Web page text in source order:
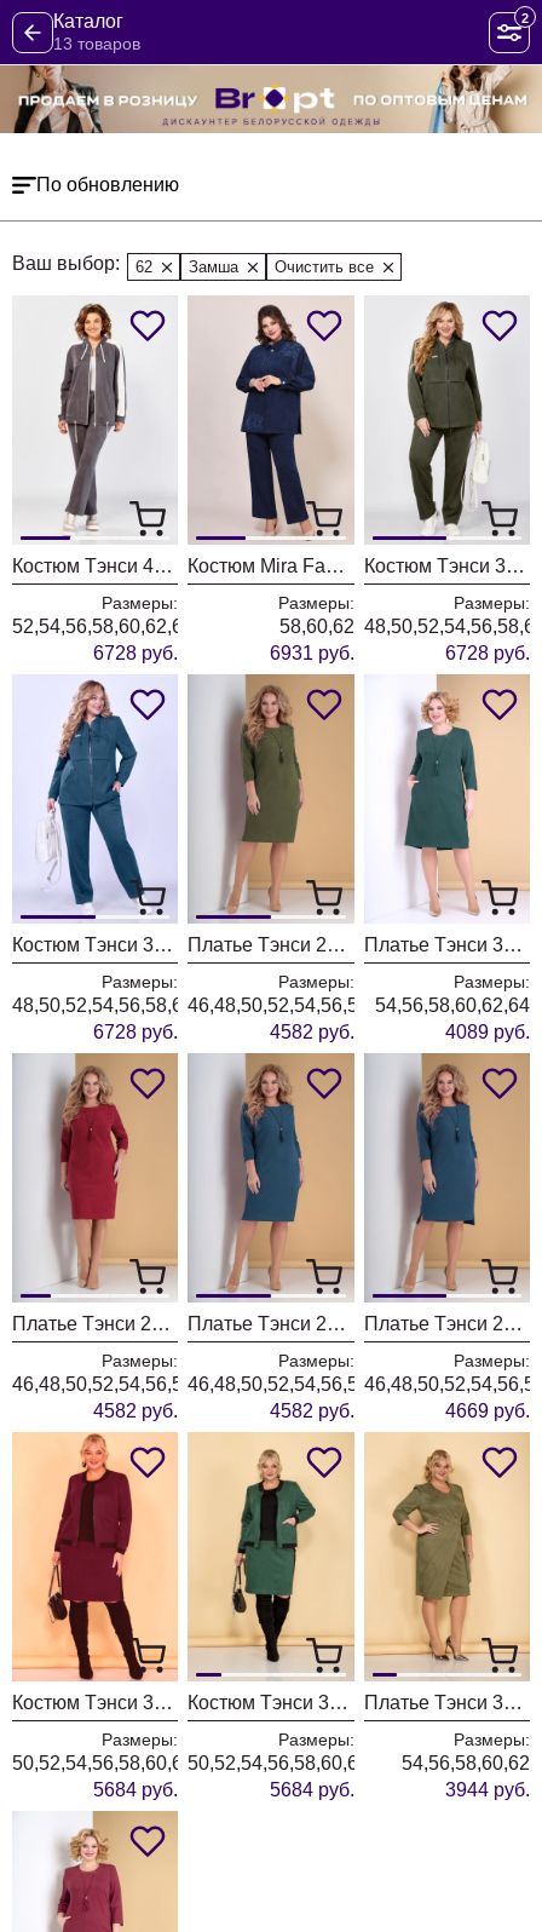
Каталог
13 товаров
2
По обновлению
Ваш выбор: 62 Замша Очистить все
Костюм Тэнси 415 серый + молоко
Размеры:
52,54,56,58,60,62,64
6728 руб.
Костюм Mira Fashion 5592
Размеры:
58,60,62
6931 руб.
Костюм Тэнси 388 хаки
Размеры:
6728 руб.
Костюм Тэнси 388 бирюза
Размеры:
48,50,52,54,56,58,60,62,64
6728 руб.
Платье Тэнси 299а олива
Размеры:
46,48,50,52,54,56,58,60,62,64
4582 руб.
Платье Тэнси 318 бирюза
Размеры:
54,56,58,60,62,64
4089 руб.
Платье Тэнси 299а марсала
Размеры:
46,48,50,52,54,56,58,60,62,64
4582 руб.
Платье Тэнси 299а темно-лазурный
Размеры:
46,48,50,52,54,56,58,60,62,64
4582 руб.
Платье Тэнси 298а темно-лазурный
Размеры:
4669 руб.
Костюм Тэнси 347а винный/черный
Размеры:
50,52,54,56,58,60,62
5684 руб.
Костюм Тэнси 347а тёмный изумруд/чёрный
Размеры:
50,52,54,56,58,60,62
5684 руб.
Платье Тэнси 346 олива
Размеры:
54,56,58,60,62
3944 руб.